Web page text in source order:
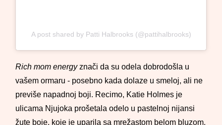
A post shared by Patti Halbrooks (@pattihalbrooks)
Rich mom energyznači da su odela dobrodošla u
vašem ormaru - posebno kada dolaze u smeloj, ali ne
previše napadnoj boji. Recimo, Katie Holmes je
ulicama Njujoka prošetala odelo u pastelnoj nijansi
žute boje, koje je uparila sa mrežastom belom bluzom.